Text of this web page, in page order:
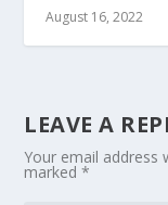
August 16, 2022
LEAVE A
Your email address
marked*